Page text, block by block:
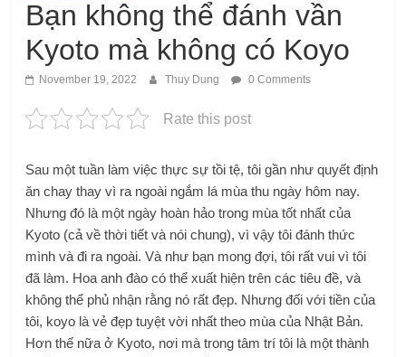
Bạn không thể đánh vần
Kyoto mà không có Koyo
November 19, 2022 Thuy Dung 0 Comments
Rate this post
Sau một tuần làm việc thực sự tồi tệ, tôi gần như quyết định
ăn chay thay vì ra ngoài ngắm lá mùa thu ngày hôm nay.
Nhưng đó là một ngày hoàn hảo trong mùa tốt nhất của
Kyoto (cả về thời tiết và nói chung), vì vậy tôi đánh thức
mình và đi ra ngoài. Và như bạn mong đợi, tôi rất vui vì tôi
đã làm. Hoa anh đào có thể xuất hiện trên các tiêu đề, và
không thể phủ nhận rằng nó rất đẹp. Nhưng đối với tiền của
tôi, koyo là vẻ đẹp tuyệt vời nhất theo mùa của Nhật Bản.
Hơn thế nữa ở Kyoto, nơi mà trong tâm trí tôi là một thành